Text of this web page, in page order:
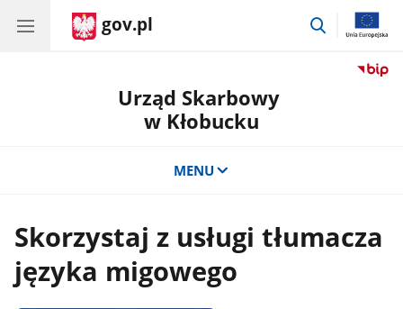
gov.pl
przejdź
Urząd Skarbowy
w Kłobucku
MENU
Skorzystaj z usługi tłumacza
języka migowego